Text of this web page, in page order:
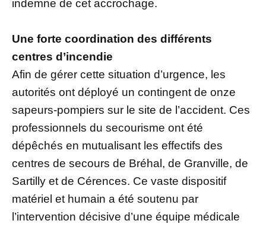
indemne de cet accrochage.
Une forte coordination des différents
centres d’incendie
Afin de gérer cette situation d’urgence, les
autorités ont déployé un contingent de onze
sapeurs-pompiers sur le site de l’accident. Ces
professionnels du secourisme ont été
dépêchés en mutualisant les effectifs des
centres de secours de Bréhal, de Granville, de
Sartilly et de Cérences. Ce vaste dispositif
matériel et humain a été soutenu par
l’intervention décisive d’une équipe médicale